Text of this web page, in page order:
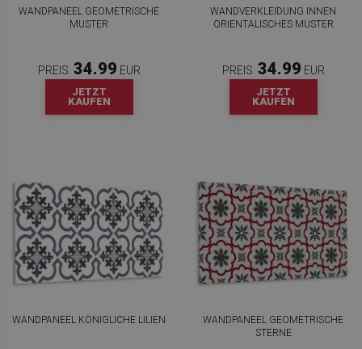
WANDPANEEL GEOMETRISCHE
MUSTER
PREIS: 34.99 EUR
JETZT
KAUFEN
WANDVERKLEIDUNG INNEN
ORIENTALISCHES MUSTER
PREIS: 34.99 EUR
JETZT
KAUFEN
WANDPANEEL KÖNIGLICHE LILIEN
WANDPANEEL GEOMETRISCHE
STERNE